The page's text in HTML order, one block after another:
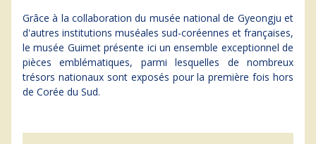
Grâce à la collaboration du musée national de Gyeongju et
d'autres institutions muséales sud-coréennes et françaises,
le musée Guimet présente ici un ensemble exceptionnel de
pièces emblématiques, parmi lesquelles de nombreux
trésors nationaux sont exposés pour la première fois hors
de Corée du Sud.